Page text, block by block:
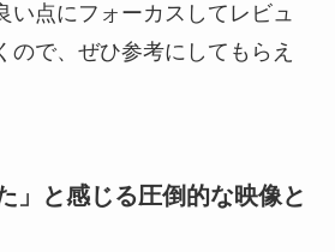
い点にフォーカスしてレビュ
ので、ぜひ参考にしてもらえ
」と感じる圧倒的な映像と